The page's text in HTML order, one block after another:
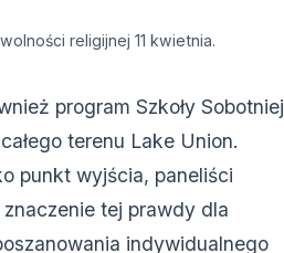
religijnej 11 kwietnia.
program Szkoły Sobotniej
terenu Lake Union.
punkt wyjścia, paneliści
tej prawdy dla
indywidualnego